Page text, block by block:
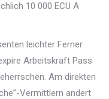
10 000 ECU A
leichter Ferner
Arbeitskraft Pass
Am direkten
Vermittlern andert